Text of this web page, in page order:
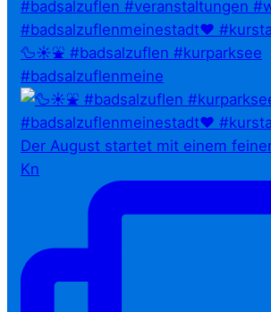
🦆☀️⛲ #badsalzuflen #kurparksee
#badsalzuflenmeine
Der August startet mit einem
Kn